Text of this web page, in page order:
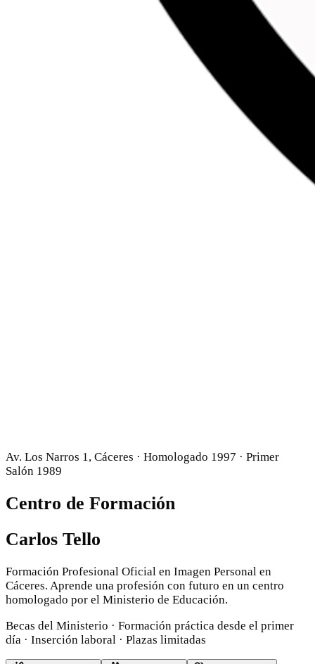
Av. Los Narros 1, Cáceres · Homologado 1997 · Primer
Salón 1989
Centro de Formación
Carlos Tello
Formación Profesional Oficial en Imagen Personal en
Cáceres. Aprende una profesión con futuro en un centro
homologado por el Ministerio de Educación.
Becas del Ministerio · Formación práctica desde el primer
día · Inserción laboral · Plazas limitadas